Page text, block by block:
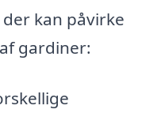
kan påvirke
gardiner: